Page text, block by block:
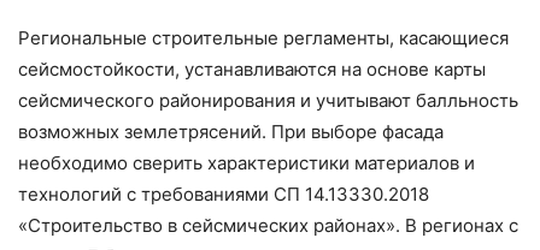
Региональные строительные регламенты, касающиеся
сейсмостойкости, устанавливаются на основе карты
сейсмического районирования и учитывают балльность
возможных землетрясений. При выборе фасада
необходимо сверить характеристики материалов и
технологий с требованиями СП 14.13330.2018
«Строительство в сейсмических районах». В регионах с